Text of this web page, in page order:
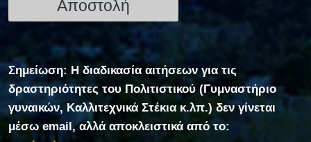
Σημείωση: Η διαδικασία αιτήσεων για τις
δραστηριότητες του Πολιτιστικού (Γυμναστήριο
γυναικών, Καλλιτεχνικά Στέκια κ.λπ.) δεν γίνεται
μέσω email, αλλά αποκλειστικά από το: